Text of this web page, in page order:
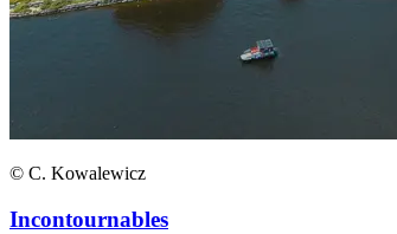
© C. Kowalewicz
Incontournables